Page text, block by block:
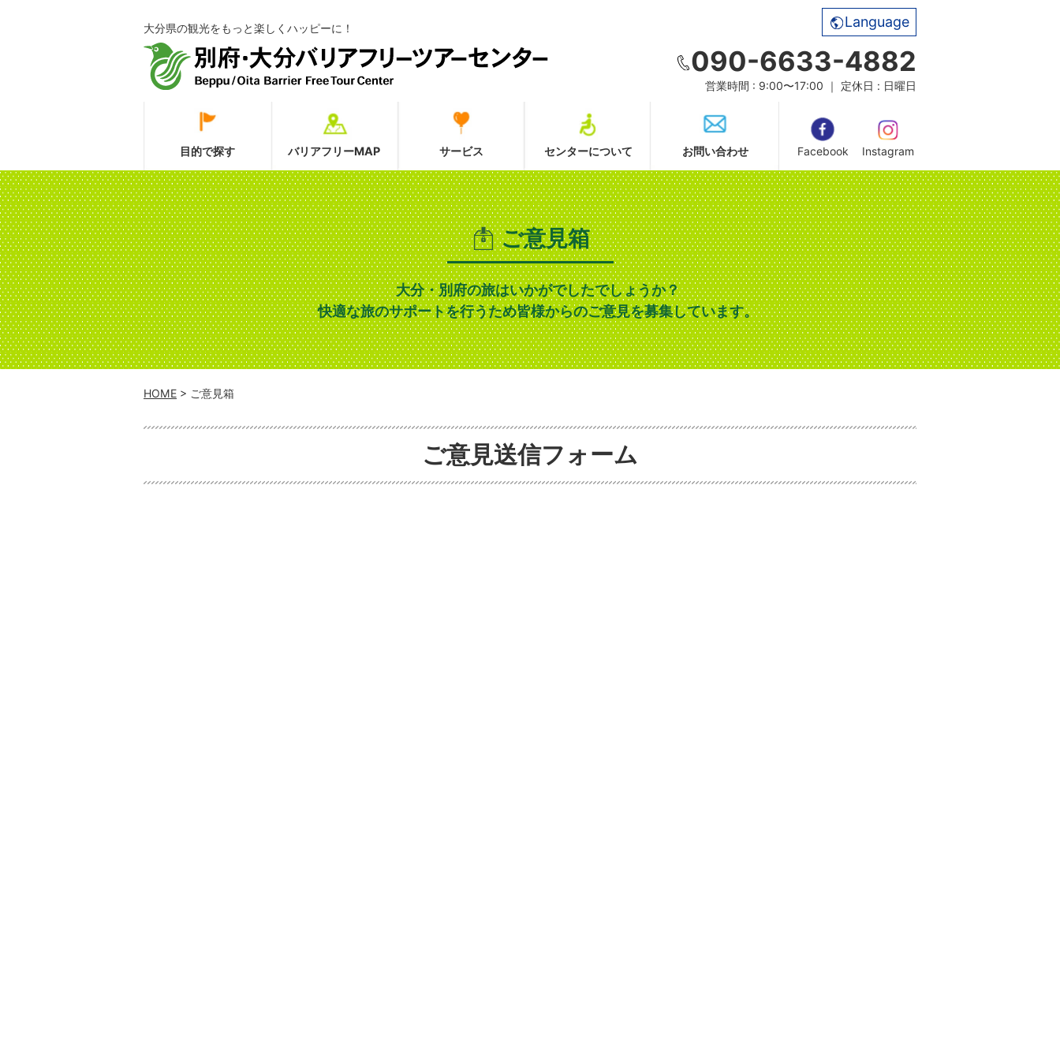
大分県の観光をもっと楽しくハッピーに！ Language
090-6633-4882
営業時間 : 9:00〜17:00 ｜ 定休日 : 日曜日
目的で探す バリアフリーMAP サービス センターについて お問い合わせ Facebook Instagram
ご意見箱
大分・別府の旅はいかがでしたでしょうか？
快適な旅のサポートを行うため皆様からのご意見を募集しています。
HOME > ご意見箱
ご意見送信フォーム